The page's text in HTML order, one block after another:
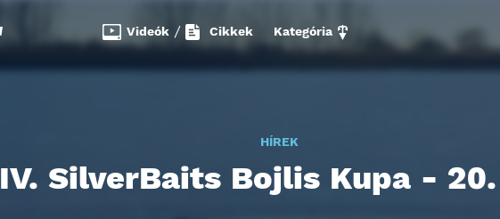
Videók / Cikkek Kategória
HÍREK
IV. SilverBaits Bojlis Kupa -